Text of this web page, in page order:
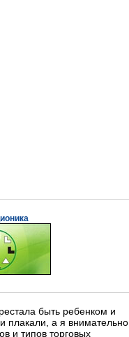
быть ребенком и
плакали, а я внимательно
и типов торговых